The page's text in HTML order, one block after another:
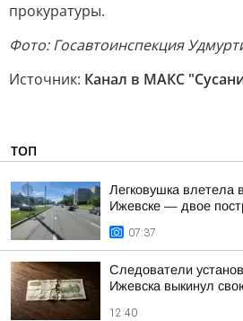
прокуратуры.
Фото: Госавтоинспекция
Источник: Канал в МАКС
ТОП
Легковушка влетела
Ижевске — двое
07:37
Следователи
Ижевска выкинул
12:40